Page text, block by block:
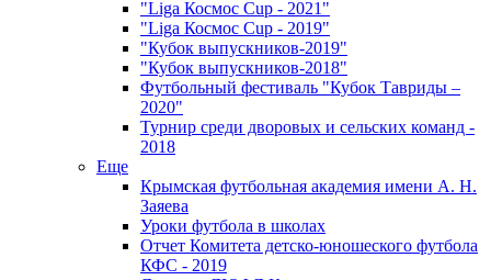
"Liga Космос Cup - 2021"
"Liga Космос Cup - 2019"
"Кубок выпускников-2019"
"Кубок выпускников-2018"
Футбольный фестиваль "Кубок Тавриды –
2020"
Турнир среди дворовых и сельских команд -
2018
Еще
Крымская футбольная академия имени А. Н.
Заяева
Уроки футбола в школах
Отчет Комитета детско-юношеского футбола
КФС - 2019